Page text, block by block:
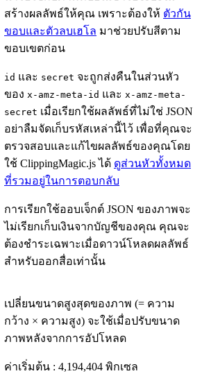
สร้างผลลัพธ์ให้คุณ เพราะต้องให้ ตัวกัน
ขอบและตัวลบเฮโล มาช่วยปรับสีตาม
ขอบเขตก่อน
id และ secret จะถูกส่งคืนในส่วนหัว
ของ x-amz-meta-id และ x-amz-meta-
secret เมื่อเรียกใช้ผลลัพธ์ที่ไม่ใช่ JSON
อย่าลืมจัดเก็บรหัสเหล่านี้ไว้ เพื่อที่คุณจะ
ตรวจสอบและแก้ไขผลลัพธ์ของคุณโดย
ใช้ ClippingMagic.js ได้ ดูส่วนหัวทั้งหมด
ที่รวมอยู่ในการตอบกลับ
การเรียกใช้ออบเจ็กต์ JSON ของภาพจะ
ไม่เรียกเก็บเงินจากบัญชีของคุณ คุณจะ
ต้องชำระเฉพาะเมื่อดาวน์โหลดผลลัพธ์
สำหรับออกสื่อเท่านั้น
เปลี่ยนขนาดสูงสุดของภาพ (= ความ
กว้าง × ความสูง) จะใช้เมื่อปรับขนาด
ภาพหลังจากการอัปโหลด
ค่าเริ่มต้น : 4,194,404 พิกเซล